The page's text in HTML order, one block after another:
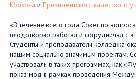
Кобзона и Президентского кадетского
«В течение всего года Совет по
плодотворно работал и сотрудничал с
Студенты и преподаватели колледжа
нашим социально значимым проектам.
участвовали в таких программах, как
показ мод в рамках проведения